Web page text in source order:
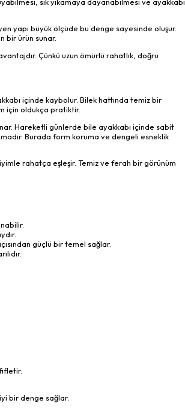
yapı büyük ölçüde bu denge sayesinde oluşur.
bir ürün sunar.
Çünkü uzun ömürlü rahatlık, doğru
içinde kaybolur. Bilek hattında temiz bir
için oldukça pratiktir.
Hareketli günlerde bile ayakkabı içinde sabit
Burada form koruma ve dengeli esneklik
rahatça eşleşir. Temiz ve ferah bir görünüm
güçlü bir temel sağlar.
bir denge sağlar.